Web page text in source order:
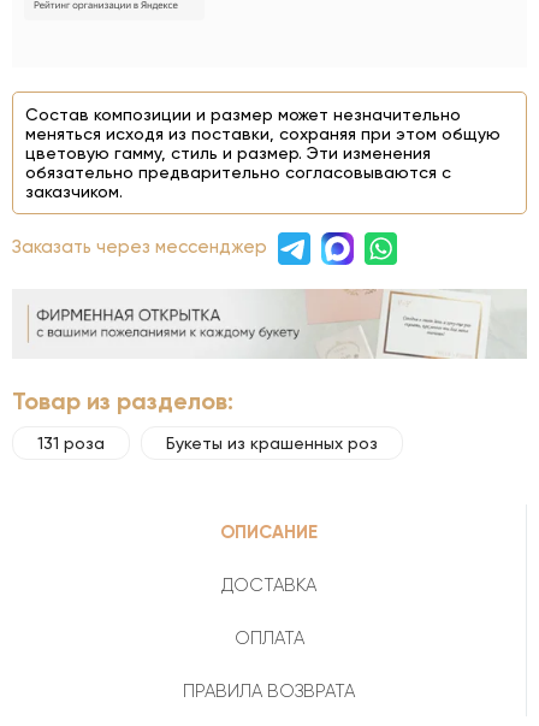
Состав композиции и размер может незначительно
меняться исходя из поставки, сохраняя при этом общую
цветовую гамму, стиль и размер. Эти изменения
обязательно предварительно согласовываются с
заказчиком.
Заказать через мессенджер
Товар из разделов:
131 роза Букеты из крашенных роз
ОПИСАНИЕ
ДОСТАВКА
ОПЛАТА
ПРАВИЛА ВОЗВРАТА